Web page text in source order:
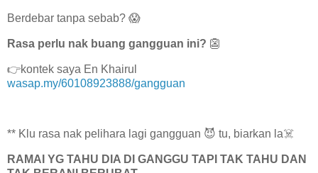
Berdebar tanpa sebab? 😱
Rasa perlu nak buang gangguan ini? 👺
👉kontek saya En Khairul
wasap.my/60108923888/gangguan
** Klu rasa nak pelihara lagi gangguan 😈 tu, biarkan la☠️
RAMAI YG TAHU DIA DI GANGGU TAPI TAK TAHU DAN